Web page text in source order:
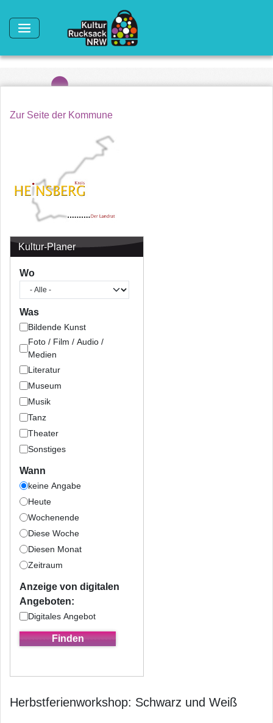
Zur Seite der Kommune
Kultur-Planer
Wo
Was
Bildende Kunst
Foto / Film / Audio /
Medien
Literatur
Museum
Musik
Tanz
Theater
Sonstiges
Wann
keine Angabe
Heute
Wochenende
Diese Woche
Diesen Monat
Zeitraum
Anzeige von digitalen
Angeboten:
Digitales Angebot
Herbstferienworkshop: Schwarz und Weiß